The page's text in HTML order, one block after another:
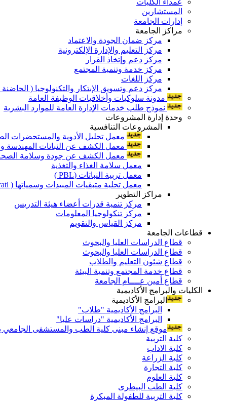
المستشارين
إدارات الجامعة
مراكز الجامعة
مركز ضمان الجودة والاعتماد
مركز التعليم والإدارة الإلكترونية
مركز دعم وإتخاذ القرار
مركز خدمة وتنمية المجتمع
مركز اللغات
مركز دعم وتسويق الإبتكار والتكنولوجيا ( الحاضنة
مدونة سلوكيات وأخلاقيات الوظيفة العامة
نموذج طلب خدمات الإدارة العامة للموارد البشرية
وحدة إدارة المشروعات
المشروعات التنافسية
معمل تحليل الأدوية والمستحضرات
معمل الكشف عن النباتات المهندسة
معمل الكشف عن جودة وسلامة الصحة
معمل سلامة الغذاء والتغذية
معمل تربية النباتات (PBL )
معمل تحلية متبقيات المبيدات وسمياتها ( Pratl )
مراكز التطوير
مركز تنمية قدرات أعضاء هيئة التدريس
مركز تنكولوجيا المعلومات
مركز القياس والتقويم
قطاعات الجامعة
قطاع الدراسات العليا والبحوث
قطاع الدراسات العليا والبحوث
قطاع شئون التعليم والطلاب
قطاع خدمة المجتمع وتنمية البيئة
قطاع أمين عــــام الجامعة
الكليات والبرامج الأكاديمية
البرامج الأكاديمية
البرامج الأكاديمية "طلاب"
البرامج الأكاديمية "دراسات عليا"
موقع إنشاء مبنى كلية الطب والمستشفى الجامعي
كلية التربية
كلية الاداب
كلية الزراعة
كلية التجارة
كلية العلوم
كلية الطب البيطرى
كلية التربية للطفولة المبكرة